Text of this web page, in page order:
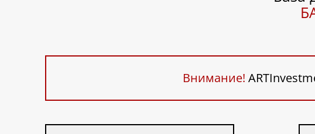
Внимание!